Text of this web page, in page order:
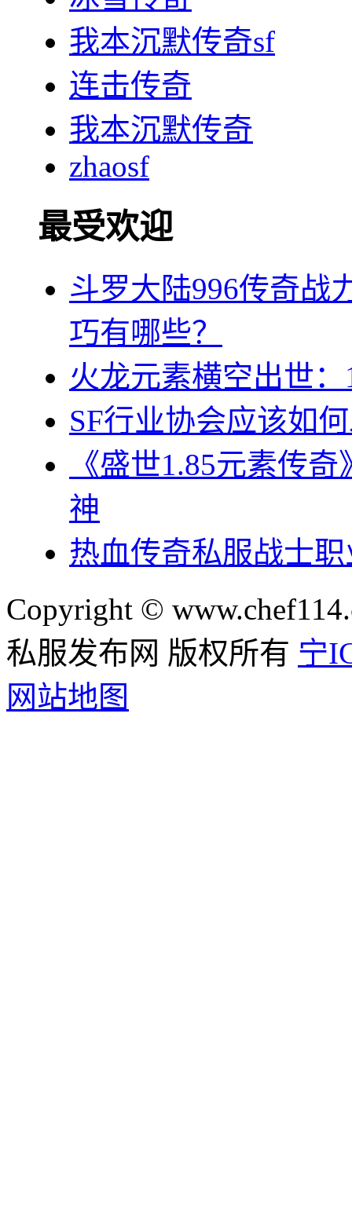
我本沉默传奇sf
连击传奇
我本沉默传奇
zhaosf
最受欢迎
斗罗大陆996传奇战
巧有哪些？
火龙元素横空出世
SF行业协会应该如
《盛世1.85元素传
神
热血传奇私服战士
Copyright ©
私服发布网 版权所有 宁
网站地图